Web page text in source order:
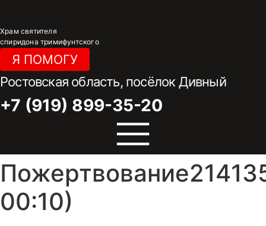
содержимому
Храм святителя
спиридона тримифунтского
Я ПОМОГУ
Ростовская область, посёлок Дивный
+7 (919) 899-35-20
00:10)